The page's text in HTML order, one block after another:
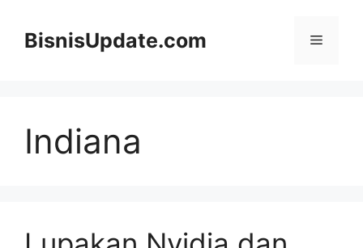
BisnisUpdate.com Menu
Indiana